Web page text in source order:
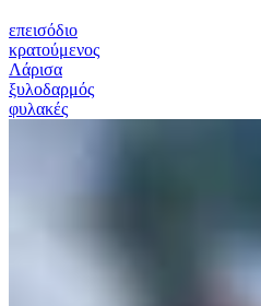
επεισόδιο
κρατούμενος
Λάρισα
ξυλοδαρμός
φυλακές